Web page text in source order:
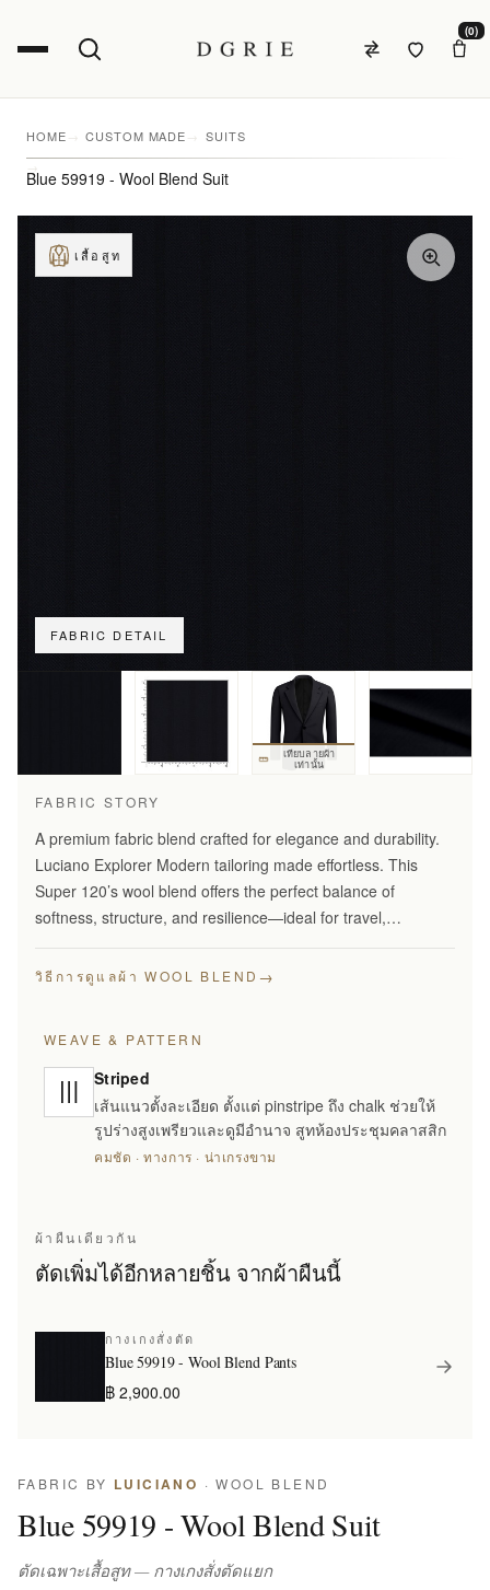
(0)
HOME CUSTOM MADE SUITS
Blue 59919 - Wool Blend Suit
FABRIC DETAIL
เสื้อสูท
เทียบลายผ้า
เท่านั้น
FABRIC STORY
A premium fabric blend crafted for elegance and durability.
Luciano Explorer Modern tailoring made effortless. This
Super 120’s wool blend offers the perfect balance of
softness, structure, and resilience—ideal for travel,
วิธีการดูแลผ้า WOOL BLEND →
WEAVE & PATTERN
Striped
เส้นแนวตั้งละเอียด ตั้งแต่ pinstripe ถึง chalk ช่วยให้
รูปร่างสูงเพรียวและดูมีอำนาจ สูทห้องประชุมคลาสสิก
คมชัด · ทางการ · น่าเกรงขาม
ผ้าผืนเดียวกัน
ตัดเพิ่มได้อีกหลายชิ้น จากผ้าผืนนี้
กางเกงสั่งตัด
Blue 59919 - Wool Blend Pants
฿ 2,900.00
FABRIC BY LUICIANO · WOOL BLEND
Blue 59919 - Wool Blend Suit
ตัดเฉพาะเสื้อสูท — กางเกงสั่งตัดแยก